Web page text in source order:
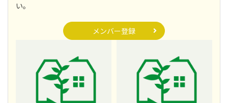
い。
メンバー登録